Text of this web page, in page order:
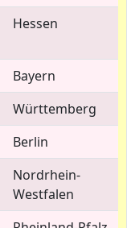
Hessen
Bayern
Württemberg
Berlin
Nordrhein-
Westfalen